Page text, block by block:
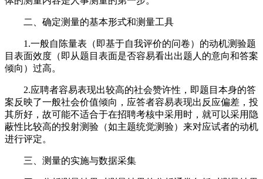
二、确定测量的基本形式和测量工具
1.一般自陈量表（即基于自我评价的问卷）的动机测验题
目表面效度（即从题目表面是否容易看出出题人的意向和答案
倾向）过高。
2.应聘者容易表现出较高的社会赞许性，即题目本身的答
案反映了一般社会价值倾向，应答者容易表现出反应偏差，投
其所好，故可能不适合于在招聘考核中采用时，就可以采用隐
蔽性比较高的投射测验（如主题统觉测验）来对应试者的动机
进行评定。
三、测量的实施与数据采集